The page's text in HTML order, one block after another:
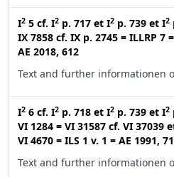
I2 5 cf. I2 p. 717 et I2 p. 739 et I2
IX 7858 cf. IX p. 2745 = ILLRP 7 =
AE 2018, 612
Text and further informationen
I2 6 cf. I2 p. 718 et I2 p. 739 et I2
VI 1284 = VI 31587 cf. VI 37039
VI 4670 = ILS 1 v. 1 = AE 1991, 71
Text and further informationen